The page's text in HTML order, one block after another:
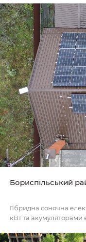
Бориспільський
Гібридна сонячна
кВт та акумуляторами